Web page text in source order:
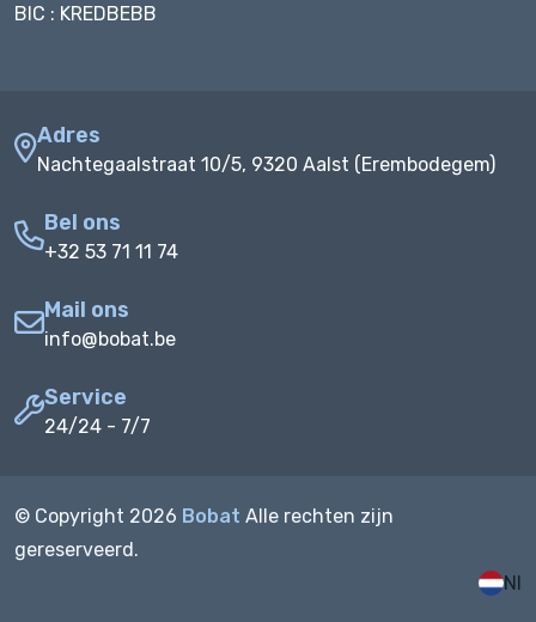
BIC : KREDBEBB
Adres
Nachtegaalstraat 10/5, 9320 Aalst (Erembodegem)
Bel ons
+32 53 71 11 74
Mail ons
info@bobat.be
Service
24/24 - 7/7
© Copyright 2026 Bobat Alle rechten zijn
gereserveerd.
Nl